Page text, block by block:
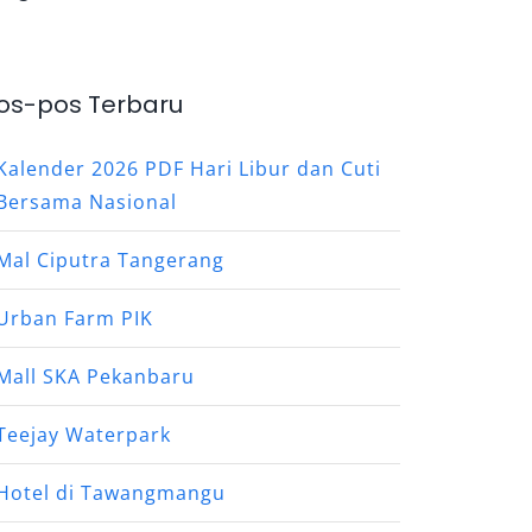
pos Terbaru
2026 PDF Hari Libur dan Cuti
Nasional
Ciputra Tangerang
Farm PIK
SKA Pekanbaru
Waterpark
di Tawangmangu